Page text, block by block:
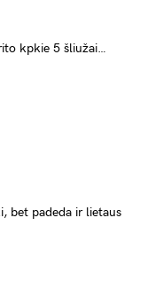
kpkie 5 šliužai…
bet padeda ir lietaus